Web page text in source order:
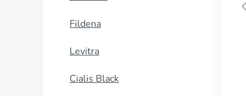
Fildena
Levitra
Cialis Black